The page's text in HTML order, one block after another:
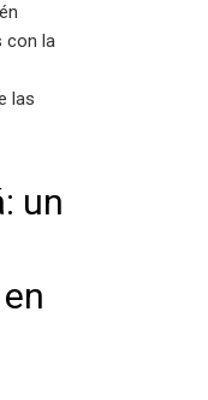
con la
las
un